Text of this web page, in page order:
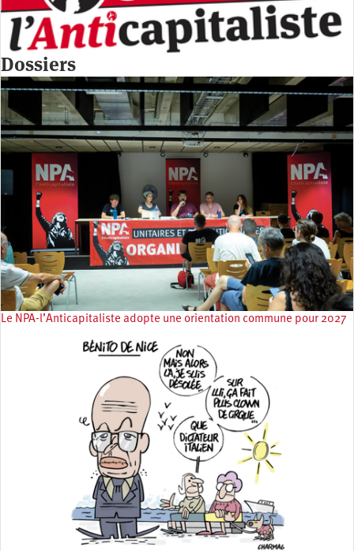
Dossiers
Le NPA-l’Anticapitaliste adopte une orientation commune pour 2027